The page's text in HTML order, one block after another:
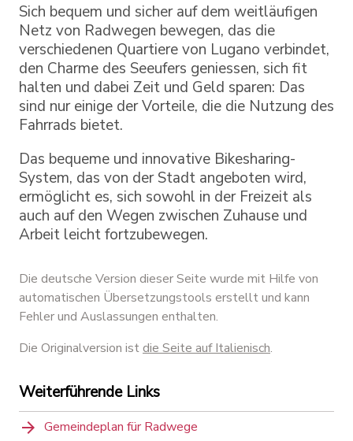
Sich bequem und sicher auf dem weitläufigen
Netz von Radwegen bewegen, das die
verschiedenen Quartiere von Lugano verbindet,
den Charme des Seeufers geniessen, sich fit
halten und dabei Zeit und Geld sparen: Das
sind nur einige der Vorteile, die die Nutzung des
Fahrrads bietet.
Das bequeme und innovative Bikesharing-
System, das von der Stadt angeboten wird,
ermöglicht es, sich sowohl in der Freizeit als
auch auf den Wegen zwischen Zuhause und
Arbeit leicht fortzubewegen.
Die deutsche Version dieser Seite wurde mit Hilfe von
automatischen Übersetzungstools erstellt und kann
Fehler und Auslassungen enthalten.
Die Originalversion istdie Seite auf Italienisch.
Weiterführende Links
Gemeindeplan für Radwege